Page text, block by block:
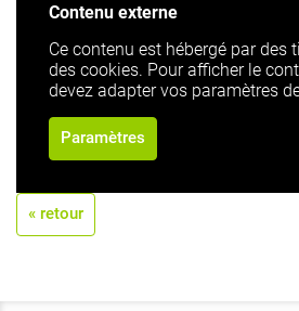
Contenu externe
Ce contenu est hébergé par des
des cookies. Pour afficher le
devez adapter vos paramètres
Paramètres
« retour